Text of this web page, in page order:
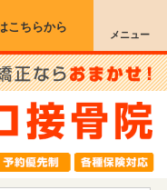
こちらから
メニュー